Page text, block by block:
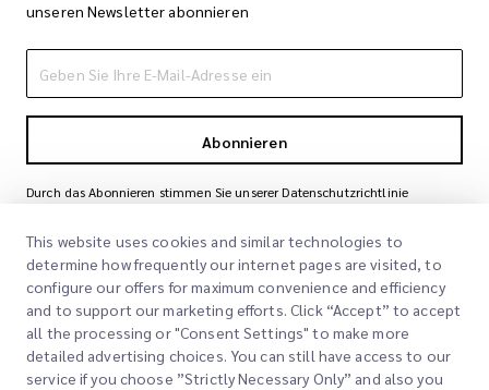
unseren Newsletter abonnieren
Abonnieren
Durch das Abonnieren stimmen Sie unserer Datenschutzrichtlinie
This website uses cookies and similar technologies to
determine how frequently our internet pages are visited, to
configure our offers for maximum convenience and efficiency
and to support our marketing efforts. Click “Accept” to accept
all the processing or "Consent Settings" to make more
detailed advertising choices. You can still have access to our
service if you choose ”Strictly Necessary Only” and also you